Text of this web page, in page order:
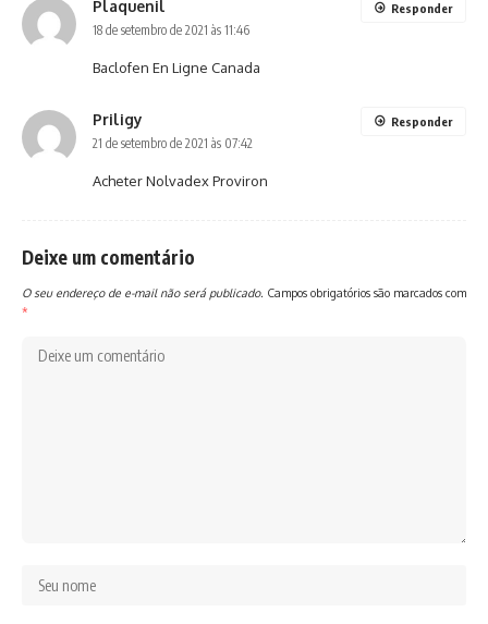
Plaquenil
18 de setembro de 2021 às 11:46
Baclofen En Ligne Canada
Responder
Priligy
21 de setembro de 2021 às 07:42
Acheter Nolvadex Proviron
Responder
Deixe um comentário
O seu endereço de e-mail não será publicado. Campos obrigatórios são marcados com
*